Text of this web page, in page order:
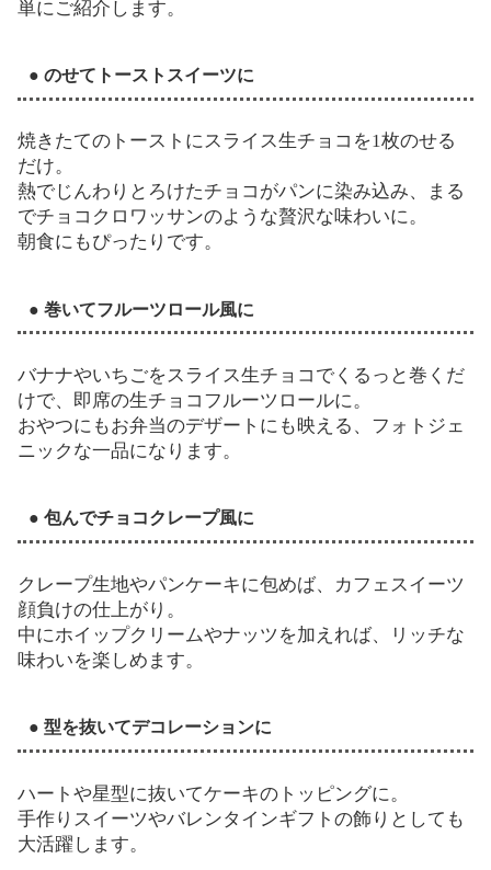
単にご紹介します。
● のせてトーストスイーツに
焼きたてのトーストにスライス生チョコを1枚のせる
だけ。
熱でじんわりとろけたチョコがパンに染み込み、まる
でチョコクロワッサンのような贅沢な味わいに。
朝食にもぴったりです。
● 巻いてフルーツロール風に
バナナやいちごをスライス生チョコでくるっと巻くだ
けで、即席の生チョコフルーツロールに。
おやつにもお弁当のデザートにも映える、フォトジェ
ニックな一品になります。
● 包んでチョコクレープ風に
クレープ生地やパンケーキに包めば、カフェスイーツ
顔負けの仕上がり。
中にホイップクリームやナッツを加えれば、リッチな
味わいを楽しめます。
● 型を抜いてデコレーションに
ハートや星型に抜いてケーキのトッピングに。
手作りスイーツやバレンタインギフトの飾りとしても
大活躍します。